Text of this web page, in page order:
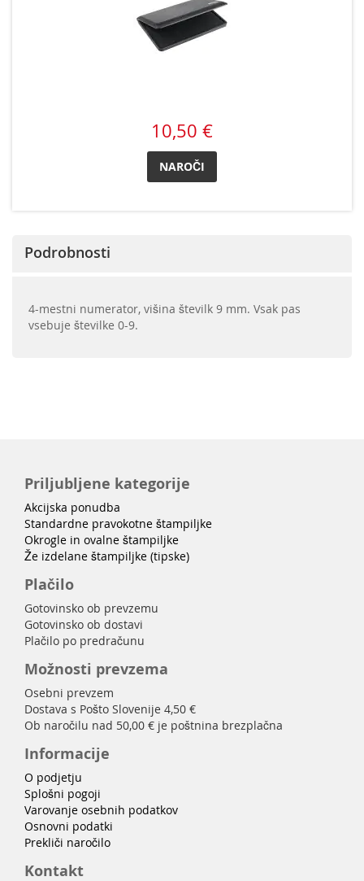
10,50 €
NAROČI
Podrobnosti
4-mestni numerator, višina številk 9 mm. Vsak pas
vsebuje številke 0-9.
Priljubljene kategorije
Akcijska ponudba
Standardne pravokotne štampiljke
Okrogle in ovalne štampiljke
Že izdelane štampiljke (tipske)
Plačilo
Gotovinsko ob prevzemu
Gotovinsko ob dostavi
Plačilo po predračunu
Možnosti prevzema
Osebni prevzem
Dostava s Pošto Slovenije 4,50 €
Ob naročilu nad 50,00 € je poštnina brezplačna
Informacije
O podjetju
Splošni pogoji
Varovanje osebnih podatkov
Osnovni podatki
Prekliči naročilo
Kontakt